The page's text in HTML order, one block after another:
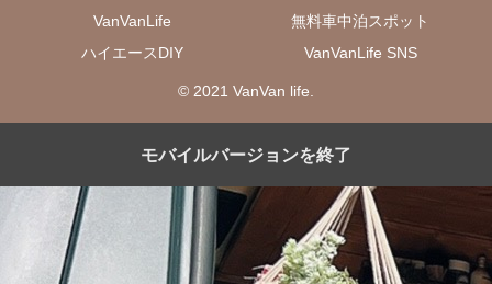
VanVanLife
無料車中泊スポット
ハイエースDIY
VanVanLife SNS
© 2021 VanVan life.
モバイルバージョンを終了